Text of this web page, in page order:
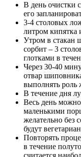
В день очистки
его
3-4 столовых
литром кипятка
Утром в стакан
сорбит – 3
глотками в
Через 30-40
отвар
выполнять роль
В течение дня
Весь день можно
маленькими
желательно без
будут
Повторять
в течение
считается